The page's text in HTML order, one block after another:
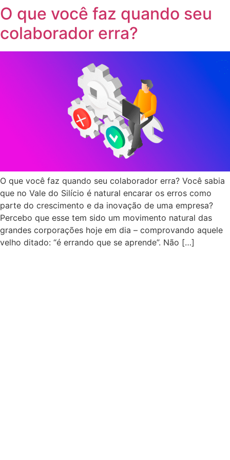
Ir
para
o
O que você faz quando seu
colaborador erra?
O que você faz quando seu colaborador erra? Você sabia
que no Vale do Silício é natural encarar os erros como
parte do crescimento e da inovação de uma empresa?
Percebo que esse tem sido um movimento natural das
grandes corporações hoje em dia – comprovando aquele
velho ditado: “é errando que se aprende”. Não […]